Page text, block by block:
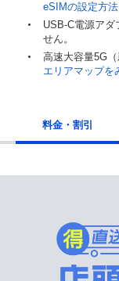
eSIMの設定方
USB-C電源アダ
せん。
高速大容量5G
エリアマップを
料金・割引